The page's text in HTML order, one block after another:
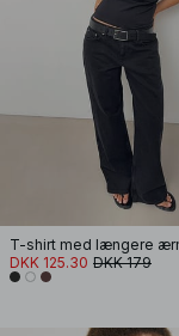
T-shirt med længere
DKK 125.30 DKK 179